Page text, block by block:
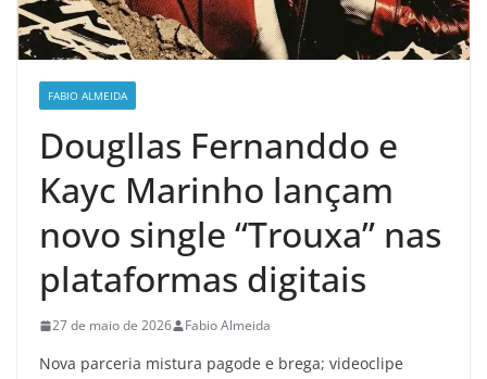
FABIO ALMEIDA
Dougllas Fernanddo e
Kayc Marinho lançam
novo single “Trouxa” nas
plataformas digitais
27 de maio de 2026 Fabio Almeida
Nova parceria mistura pagode e brega; videoclipe